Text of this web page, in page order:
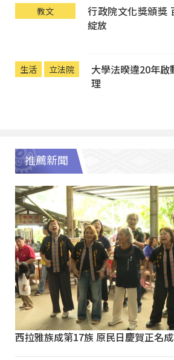
教文
行政院文化獎頒獎
綻放
生活 立法院
大學法暌違20年
理
推薦新聞
西拉雅族成第17族 原民日慶賀正名